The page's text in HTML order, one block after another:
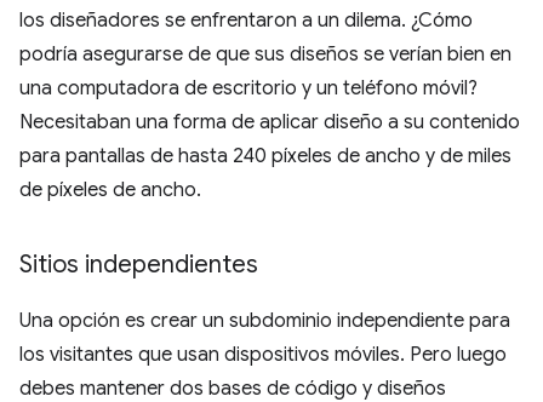
los diseñadores se enfrentaron a un dilema. ¿Cómo
podría asegurarse de que sus diseños se verían bien en
una computadora de escritorio y un teléfono móvil?
Necesitaban una forma de aplicar diseño a su contenido
para pantallas de hasta 240 píxeles de ancho y de miles
de píxeles de ancho.
Sitios independientes
Una opción es crear un subdominio independiente para
los visitantes que usan dispositivos móviles. Pero luego
debes mantener dos bases de código y diseños